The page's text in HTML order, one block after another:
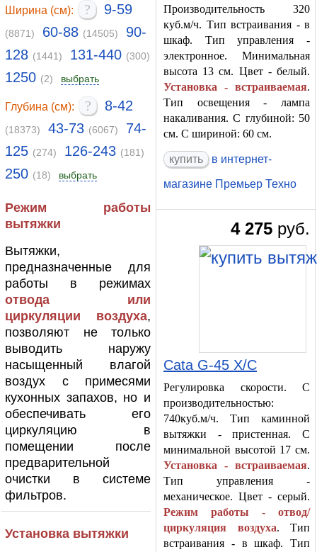
Ширина (см): ? 9-59
(8871) 60-88 (14505)
90-
128 (1441) 131-440 (300)
1250 (2) выбрать
Глубина (см): ? 8-42
(18373) 43-73 (6067)
74-
125 (274) 126-243 (181)
250 (18) выбрать
Режим работы
вытяжки
Вытяжки,
предназначенные для
работы в режимах
отвода или
циркуляции воздуха,
позволяют не только
выводить наружу
насыщенный влагой
воздух с примесями
кухонных запахов, но и
обеспечивать его
циркуляцию в
помещении после
предварительной
очистки в системе
фильтров.
Установка вытяжки
Производительность 320
куб.м/ч. Тип встраивания - в
шкаф. Тип управления -
электронное. Минимальная
высота 13 см. Цвет - белый.
Установка - встраиваемая.
Тип освещения - лампа
накаливания. С глубиной: 50
см. С шириной: 60 см.
в интернет-
магазине Премьер Техно
4 275 руб.
Cata G-45 X/C
Регулировка скорости. С
производительностью:
740куб.м/ч. Тип каминной
вытяжки - пристенная. С
минимальной высотой 17 см.
Установка - встраиваемая.
Тип управления -
механическое. Цвет - серый.
Режим работы - отвод/
циркуляция воздуха. Тип
встраивания - в шкаф. Тип